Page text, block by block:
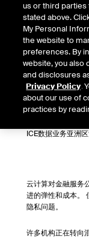
作者
ICE数据业务亚洲
云计算对金融服务
进的弹性和成本。
隐私问题。
许多机构正在转向
us or third
stated above.
My Personal
the website to
preferences. By
website, you also
and disclosures
Privacy Policy.
about our use of
practices by